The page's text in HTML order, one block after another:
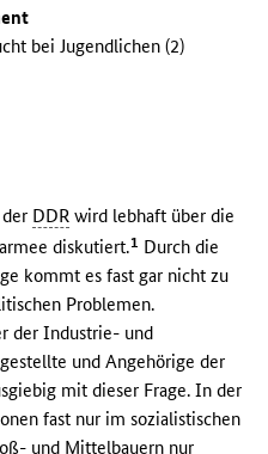
bei Jugendlichen (2)
DDR wird lebhaft über die
diskutiert.1 Durch die
kommt es fast gar nicht zu
Problemen.
der Industrie- und
und Angehörige der
mit dieser Frage. In der
fast nur im sozialistischen
und Mittelbauern nur